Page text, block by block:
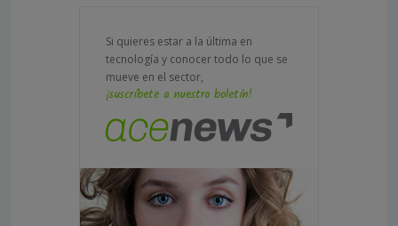
Si quieres estar a la última en
tecnología y conocer todo lo que se
mueve en el sector,
¡suscríbete a nuestro boletín!